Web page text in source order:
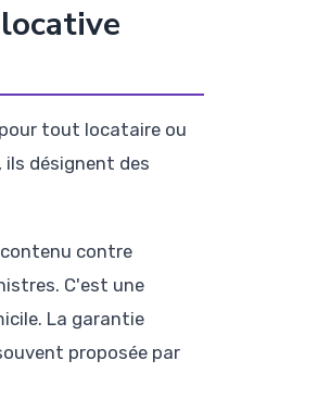
tout locataire ou
désignent des
contre
C'est une
La garantie
proposée par